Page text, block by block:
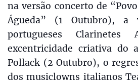
na versão concerto de
Águeda” (1 Outubro), a
portugueses
excentricidade criativa do
Pollack (2 Outubro), o
dos musiclowns italianos